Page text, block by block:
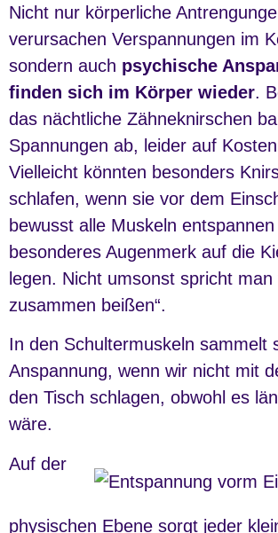
Nicht nur körperliche
verursachen Verspannungen im
sondern auch psychische
finden sich im Körper wieder.
das nächtliche Zähneknirschen
Spannungen ab, leider auf
Vielleicht könnten besonders
schlafen, wenn sie vor dem
bewusst alle Muskeln entspannen
besonderes Augenmerk auf die
legen. Nicht umsonst spricht man
zusammen beißen“.
In den Schultermuskeln sammelt
Anspannung, wenn wir nicht mit
den Tisch schlagen, obwohl es
wäre.
Auf der
physischen Ebene sorgt jeder